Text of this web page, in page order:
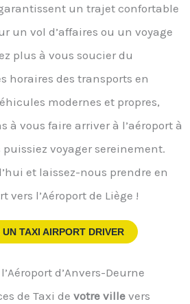
un trajet confortable
un vol d’affaires ou un voyage
plus à vous soucier du
horaires des transports en
modernes et propres,
à vous faire arriver à l’aéroport à
voyager sereinement.
et laissez-nous prendre en
vers l’Aéroport de Liège !
UN TAXI AIRPORT DRIVER
d’Anvers-Deurne
de Taxi devotre ville vers